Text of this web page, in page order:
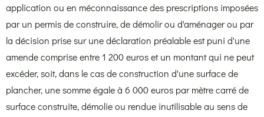
application ou en méconnaissance des prescriptions imposées
par un permis de construire, de démolir ou d'aménager ou par
la décision prise sur une déclaration préalable est puni d'une
amende comprise entre 1 200 euros et un montant qui ne peut
excéder, soit, dans le cas de construction d'une surface de
plancher, une somme égale à 6 000 euros par mètre carré de
surface construite, démolie ou rendue inutilisable au sens de